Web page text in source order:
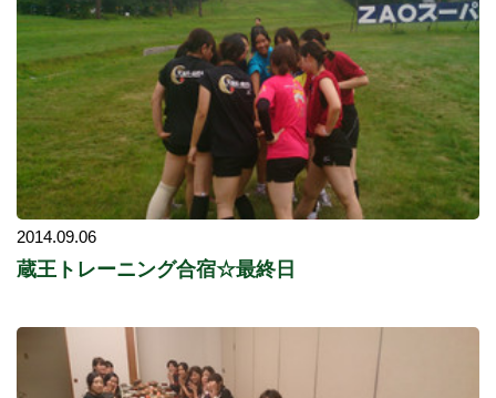
2014.09.06
蔵王トレーニング合宿☆最終日